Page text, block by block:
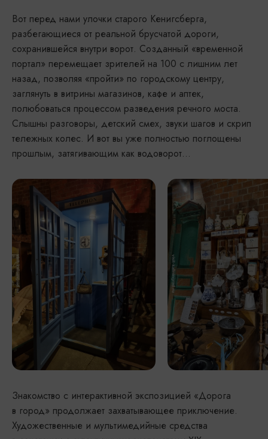
Вот перед нами улочки старого Кенигсберга,
разбегающиеся от реальной брусчатой дороги,
сохранившейся внутри ворот. Созданный «временной
портал» перемещает зрителей на 100 с лишним лет
назад, позволяя «пройти» по городскому центру,
заглянуть в витрины магазинов, кафе и аптек,
полюбоваться процессом разведения речного моста.
Слышны разговоры, детский смех, звуки шагов и скрип
тележных колес. И вот вы уже полностью поглощены
прошлым, затягивающим как водоворот...
Знакомство с интерактивной экспозицией «Дорога
в город» продолжает захватывающее приключение.
Художественные и мультимедийные средства